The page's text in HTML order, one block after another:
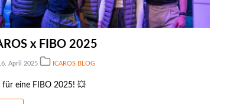
x FIBO 2025
April 2025 ICAROS BLOG
für eine FIBO 2025! 💥